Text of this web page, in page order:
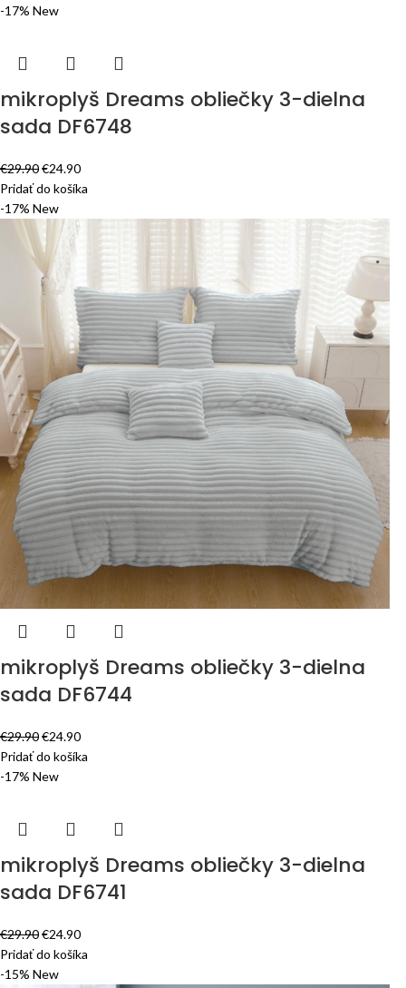
-17% New
mikroplyš Dreams obliečky 3-dielna
sada DF6748
€29.90€24.90
Pridať do košíka
-17% New
mikroplyš Dreams obliečky 3-dielna
sada DF6744
€29.90€24.90
Pridať do košíka
-17% New
mikroplyš Dreams obliečky 3-dielna
sada DF6741
€29.90€24.90
Pridať do košíka
-15% New